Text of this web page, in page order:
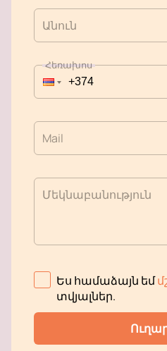
Անուն
Հեռախոս
Mail
Մեկնաբանություն
Ես համաձայն եմ
տվյալներ.